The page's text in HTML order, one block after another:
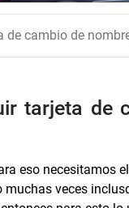
de cambio de
tarjeta de
eso necesitamos
veces